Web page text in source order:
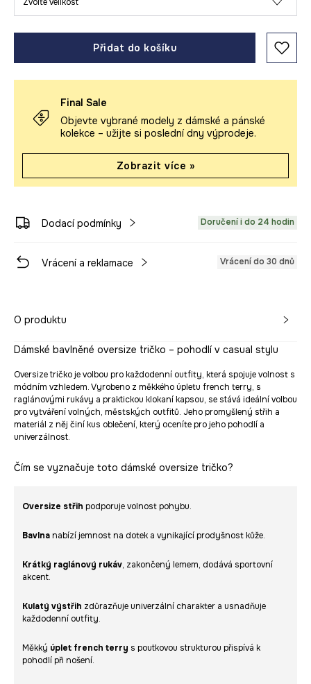
Zvolte velikost
Přidat do košíku
Final Sale
Objevte vybrané modely z dámské a pánské
kolekce – užijte si poslední dny výprodeje.
Zobrazit více »
Dodací podmínky Doručení i do 24 hodin
Vrácení a reklamace Vrácení do 30 dnů
O produktu
Dámské bavlněné oversize tričko – pohodlí v casual stylu
Oversize tričko je volbou pro každodenní outfity, která spojuje volnost s
módním vzhledem. Vyrobeno z měkkého úpletu french terry, s
raglánovými rukávy a praktickou klokaní kapsou, se stává ideální volbou
pro vytváření volných, městských outfitů. Jeho promyšlený střih a
materiál z něj činí kus oblečení, který oceníte pro jeho pohodlí a
univerzálnost.
Čím se vyznačuje toto dámské oversize tričko?
Oversize střih podporuje volnost pohybu.
Bavlna nabízí jemnost na dotek a vynikající prodyšnost kůže.
Krátký raglánový rukáv, zakončený lemem, dodává sportovní
akcent.
Kulatý výstřih zdůrazňuje univerzální charakter a usnadňuje
každodenní outfity.
Měkký úplet french terry s poutkovou strukturou přispívá k
pohodlí při nošení.